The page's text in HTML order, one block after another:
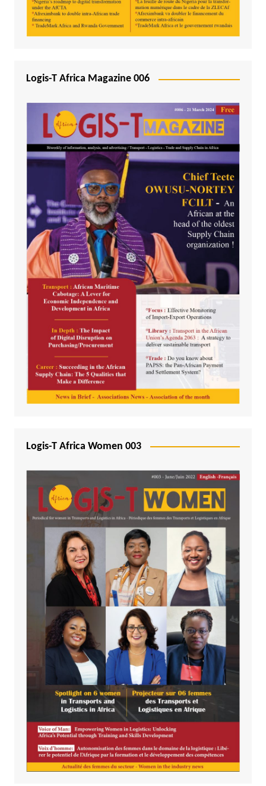
Logis-T Africa Magazine 006
Logis-T Africa Women 003